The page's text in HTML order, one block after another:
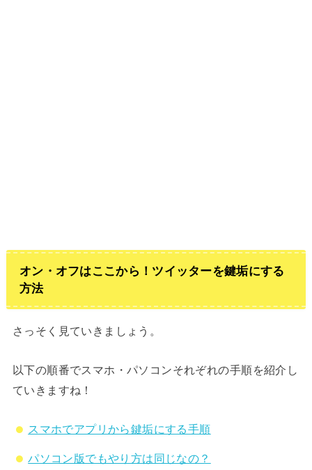
オン・オフはここから！ツイッターを鍵垢にする
方法
さっそく見ていきましょう。
以下の順番でスマホ・パソコンそれぞれの手順を紹介し
ていきますね！
スマホでアプリから鍵垢にする手順
パソコン版でもやり方は同じなの？